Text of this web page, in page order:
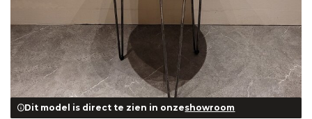
Dit model is direct te zien in onzeshowroom